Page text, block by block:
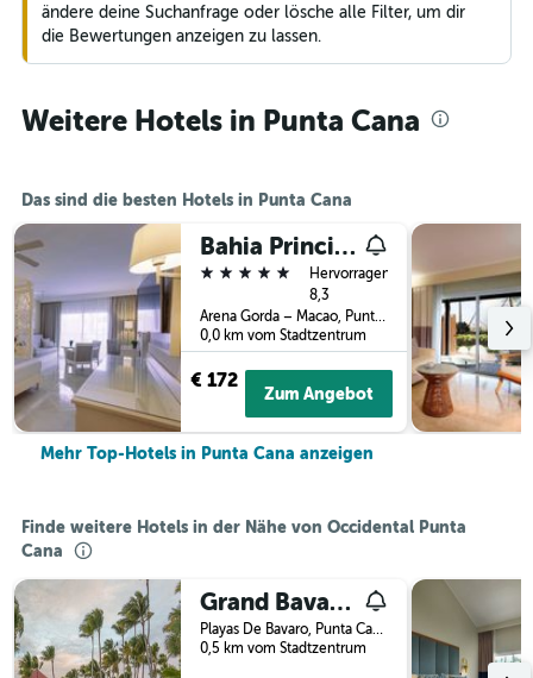
ändere deine Suchanfrage oder lösche alle Filter, um dir
die Bewertungen anzeigen zu lassen.
Weitere Hotels in Punta Cana
Das sind die besten Hotels in Punta Cana
Bahia Principe Explore Legend
5 Sterne
Hervorragend
8,3
Arena Gorda – Macao, Punta Cana, Dominikanische Republik
0,0 km vom Stadtzentrum
€ 172
Zum Angebot
Mehr Top-Hotels in Punta Cana anzeigen
Finde weitere Hotels in der Nähe von Occidental Punta
Cana
Grand Bavaro Princess All Suites Resort, Spa & Casino
Playas De Bavaro, Punta Cana, Dominikanische Republik
0,5 km vom Stadtzentrum